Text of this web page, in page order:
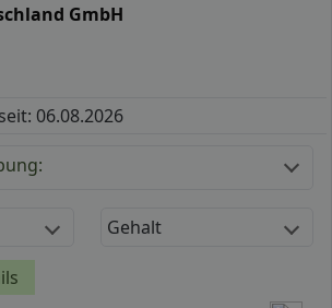
GmbH
06.08.2026
Gehalt